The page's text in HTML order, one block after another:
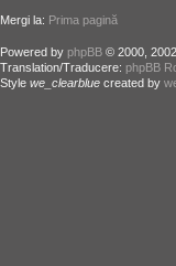
Mergi la: Prima pagină
Powered by phpBB © 2000,
Translation/Traducere: phpBB
Style we_clearblue created by